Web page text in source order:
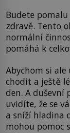
Budete
zdravě. Tento
normální
pomáhá k
Abychom si
chodit a ještě
den. A duševní
uvidíte, že se
a sníží hladina
mohou pomoc